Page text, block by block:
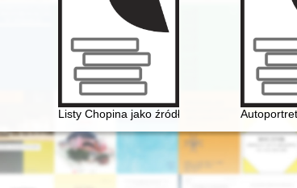
Płeć, historia i gatunek muzyczny
Listy Chopina jako źródło informacji do badań